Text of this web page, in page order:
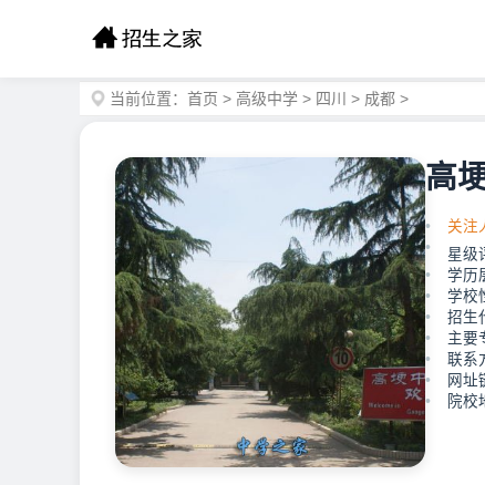
当前位置： 首页 > 高级中学 > 四川 > 成都 >
高
关注
星级
学历
学校
招生
主要
联系
网址
院校